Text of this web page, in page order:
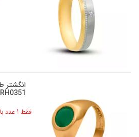
انگشتر
فقط 1 عدد باقی مانده